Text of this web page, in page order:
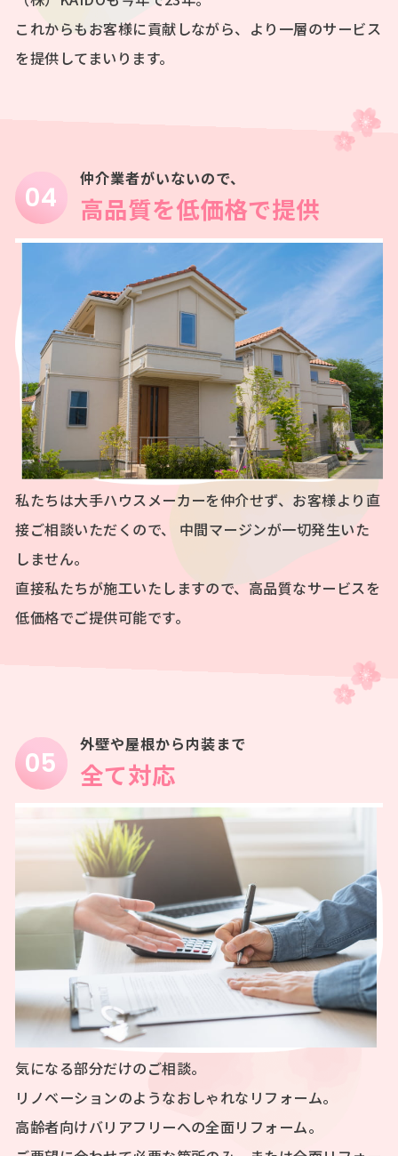
これからもお客様に貢献しながら、より一層のサービス
を提供してまいります。
仲介業者がいないので、
高品質を低価格で提供
私たちは大手ハウスメーカーを仲介せず、お客様より直
接ご相談いただくので、
中間マージンが一切発生いた
しません。
直接私たちが施工いたしますので、高品質なサービスを
低価格でご提供可能です。
外壁や屋根から内装まで
全て対応
気になる部分だけのご相談。
リノベーションのようなおしゃれなリフォーム。
高齢者向けバリアフリーへの全面リフォーム。